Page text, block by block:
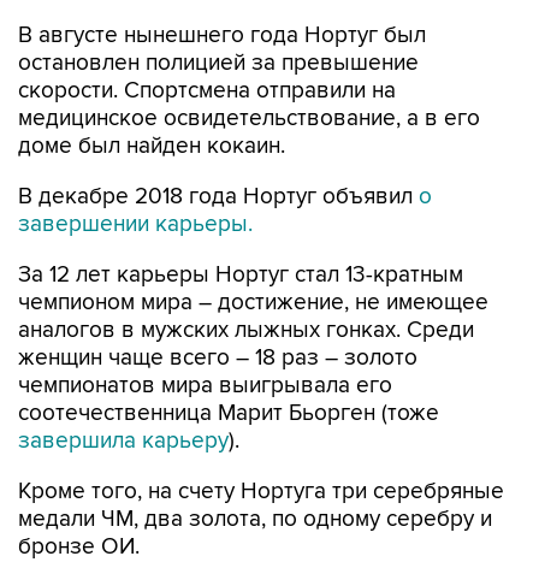
В августе нынешнего года Нортуг был
остановлен полицией за превышение
скорости. Спортсмена отправили на
медицинское освидетельствование, а в его
доме был найден кокаин.
В декабре 2018 года Нортуг объявил о
завершении карьеры.
За 12 лет карьеры Нортуг стал 13-кратным
чемпионом мира – достижение, не имеющее
аналогов в мужских лыжных гонках. Среди
женщин чаще всего – 18 раз – золото
чемпионатов мира выигрывала его
соотечественница Марит Бьорген (тоже
завершила карьеру).
Кроме того, на счету Нортуга три серебряные
медали ЧМ, два золота, по одному серебру и
бронзе ОИ.